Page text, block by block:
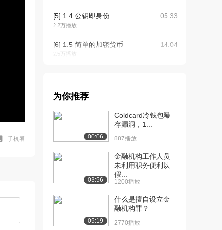
手机看
[5] 1.4 公钥即身份
2.2万播放
05:33
[6] 1.5 简单的加密货币
2.5万播放
14:04
2.3万播放
[8] 2.2 分布式共识 13:07
[9] 2.3 没有身份的共识：
区块链
2.1万播放
[10] 2.4 激励机制与工作量
1.7万播放
[11] 2.5 整合所有内容
为你推荐
00:06
Coldcard冷钱包曝
存漏洞，1...
887播放
03:56
金融机构工作人员
未利用职务便利以
假...
1200播放
05:19
什么是擅自设立金
融机构罪？
2770播放